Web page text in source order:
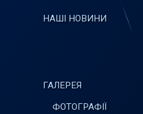
НАШІ НОВИНИ
ГАЛЕРЕЯ
ФОТОГРАФІЇ